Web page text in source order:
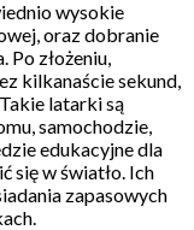
wysokie
oraz dobranie
złożeniu,
kilkanaście sekund,
latarki są
samochodzie,
edukacyjne dla
się w światło. Ich
zapasowych